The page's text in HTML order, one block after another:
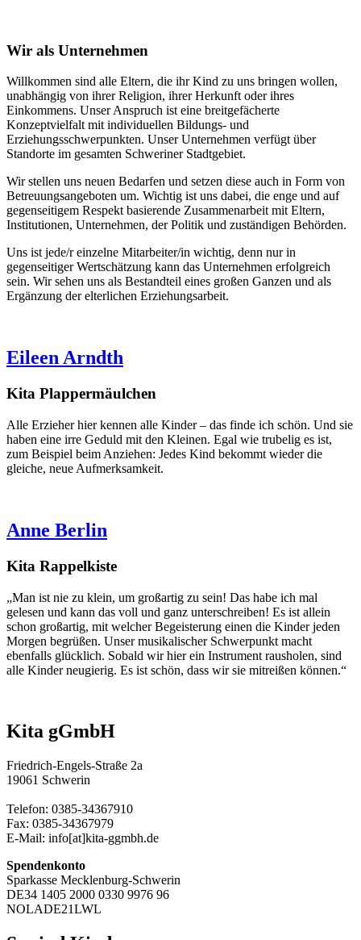
Wir als Unternehmen
Willkommen sind alle Eltern, die ihr Kind zu uns bringen wollen,
unabhängig von ihrer Religion, ihrer Herkunft oder ihres
Einkommens. Unser Anspruch ist eine breitgefächerte
Konzeptvielfalt mit individuellen Bildungs- und
Erziehungsschwerpunkten. Unser Unternehmen verfügt über
Standorte im gesamten Schweriner Stadtgebiet.
Wir stellen uns neuen Bedarfen und setzen diese auch in Form von
Betreuungsangeboten um. Wichtig ist uns dabei, die enge und auf
gegenseitigem Respekt basierende Zusammenarbeit mit Eltern,
Institutionen, Unternehmen, der Politik und zuständigen Behörden.
Uns ist jede/r einzelne Mitarbeiter/in wichtig, denn nur in
gegenseitiger Wertschätzung kann das Unternehmen erfolgreich
sein. Wir sehen uns als Bestandteil eines großen Ganzen und als
Ergänzung der elterlichen Erziehungsarbeit.
Eileen Arndth
Kita Plappermäulchen
Alle Erzieher hier kennen alle Kinder – das finde ich schön. Und sie
haben eine irre Geduld mit den Kleinen. Egal wie trubelig es ist,
zum Beispiel beim Anziehen: Jedes Kind bekommt wieder die
gleiche, neue Aufmerksamkeit.
Anne Berlin
Kita Rappelkiste
„Man ist nie zu klein, um großartig zu sein! Das habe ich mal
gelesen und kann das voll und ganz unterschreiben! Es ist allein
schon großartig, mit welcher Begeisterung einen die Kinder jeden
Morgen begrüßen. Unser musikalischer Schwerpunkt macht
ebenfalls glücklich. Sobald wir hier ein Instrument rausholen, sind
alle Kinder neugierig. Es ist schön, dass wir sie mitreißen können.“
Kita gGmbH
Friedrich-Engels-Straße 2a
19061 Schwerin
Telefon: 0385-34367910
Fax: 0385-34367979
E-Mail: info[at]kita-ggmbh.de
Spendenkonto
Sparkasse Mecklenburg-Schwerin
DE34 1405 2000 0330 9976 96
NOLADE21LWL